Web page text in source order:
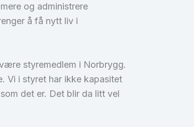
og administrere
å få nytt liv i
styremedlem i Norbrygg.
Vi i styret har ikke kapasitet
det er. Det blir da litt vel